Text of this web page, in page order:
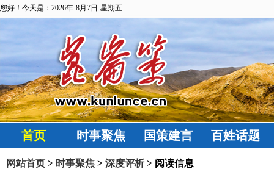
您好！今天是：2026年-8月7日-星期五
首页 时事聚焦 国策建言 百姓话题
网站首页 > 时事聚焦 > 深度评析> 阅读信息